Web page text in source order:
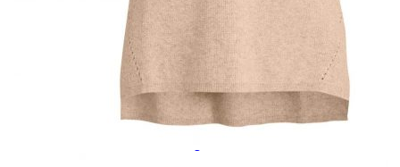
Miesten aamutakit ja kylpytakit
Miesten takit
Miesten nahkatakit
Miesten kevät-ja syystakit
Miesten villakangastakit
Miesten talvitakit
Naisten paidat